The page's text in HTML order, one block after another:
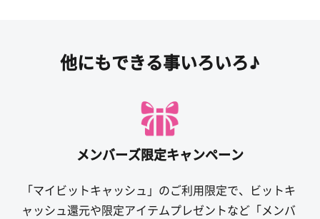
他にもできる事いろいろ♪
メンバーズ限定キャンペーン
「マイビットキャッシュ」のご利用限定で、ビットキ
ャッシュ還元や限定アイテムプレゼントなど「メンバ